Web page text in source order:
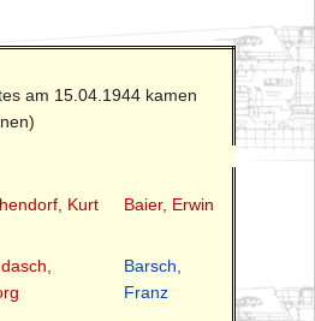
am 15.04.1944 kamen
Kurt Baier, Erwin
Barsch,
Franz